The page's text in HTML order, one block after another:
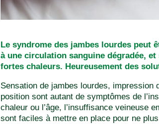
Le syndrome des jambes lourdes peut
à une circulation sanguine dégradée,
fortes chaleurs. Heureusement des
Sensation de jambes lourdes, impression
position sont autant de symptômes de
chaleur ou l’âge, l’insuffisance veineuse
sont faciles à mettre en place pour ne